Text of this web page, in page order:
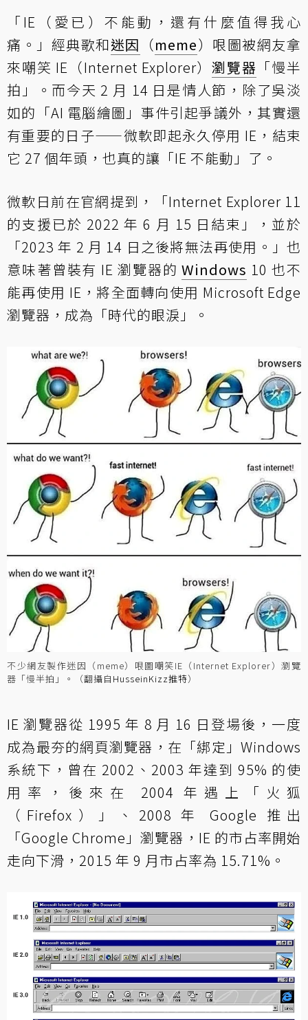
「IE（愛已）不能動，還有什麼值得我心
痛。」經典歌和迷因 （meme）哏圖被網友拿
來嘲笑 IE（Internet Explorer）瀏覽器 「慢半
拍」。而今天 2 月 14 日是情人節，除了吳淡
如的「AI 電腦繪圖」事件引起爭議外，其實還
有重要的日子——微軟即起永久停用 IE，結束
它 27 個年頭，也真的讓「IE 不能動」了。
微軟日前在官網提到，「Internet Explorer 11
的支援已於 2022 年 6 月 15 日結束」，並於
「2023 年 2 月 14 日之後將無法再使用。」也
意味著曾裝有 IE 瀏覽器的Windows 10 也不
能再使用 IE，將全面轉向使用 Microsoft Edge
瀏覽器，成為「時代的眼淚」。
不少網友製作迷因（meme）哏圖嘲笑IE（Internet Explorer）瀏覽
器「慢半拍」。（翻攝自 HusseinKizz推特）
IE 瀏覽器從 1995 年 8 月 16 日登場後，一度
成為最夯的網頁瀏覽器，在「綁定」Windows
系統下，曾在 2002、2003 年達到 95% 的使
用率，後來在 2004 年遇上「火狐
（Firefox）」、2008 年 Google 推出
「Google Chrome」瀏覽器，IE 的市占率開始
走向下滑，2015 年 9 月市占率為 15.71%。